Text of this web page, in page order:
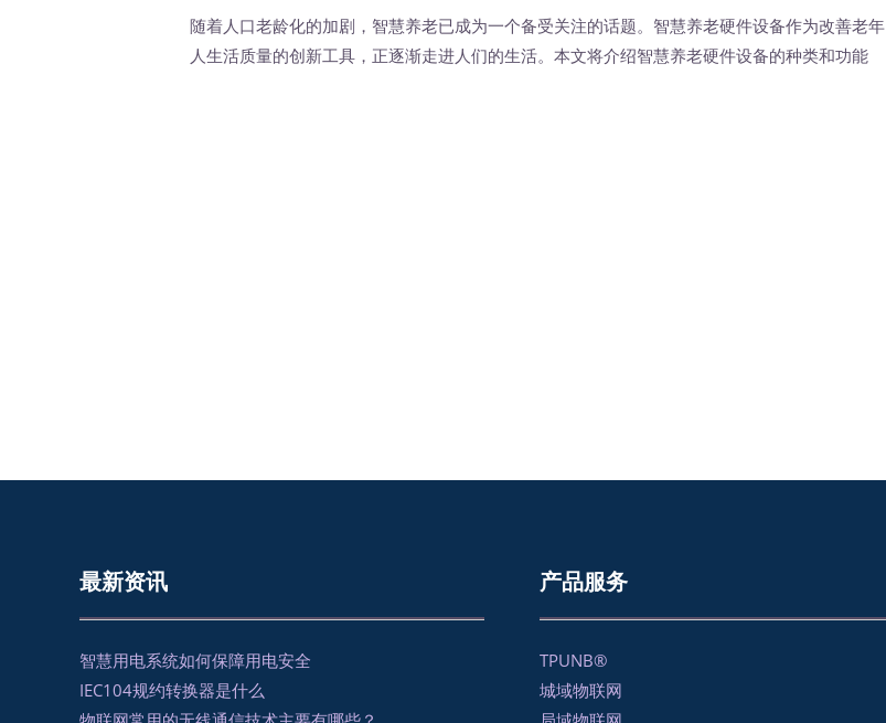
随着人口老龄化的加剧，智慧养老已成为一个备受关注的话题。智慧养老硬件设备作为改善老年
人生活质量的创新工具，正逐渐走进人们的生活。本文将介绍智慧养老硬件设备的种类和功能
最新资讯
智慧用电系统如何保障用电安全
IEC104规约转换器是什么
产品服务
TPUNB®
城域物联网